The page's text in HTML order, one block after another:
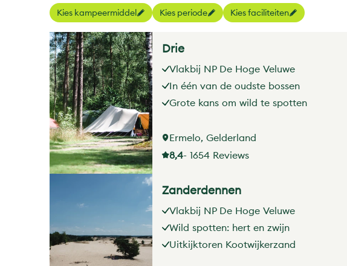
Kies kampeermiddel Kies periode Kies faciliteiten
Drie
Vlakbij NP De Hoge Veluwe
In één van de oudste bossen
Grote kans om wild te spotten
Ermelo, Gelderland
8,4- 1654 Reviews
Zanderdennen
Vlakbij NP De Hoge Veluwe
Wild spotten: hert en zwijn
Uitkijktoren Kootwijkerzand